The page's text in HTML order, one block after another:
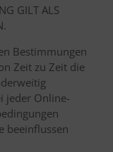
GILT ALS
Bestimmungen
Zeit zu Zeit die
jeder Online-
beeinflussen